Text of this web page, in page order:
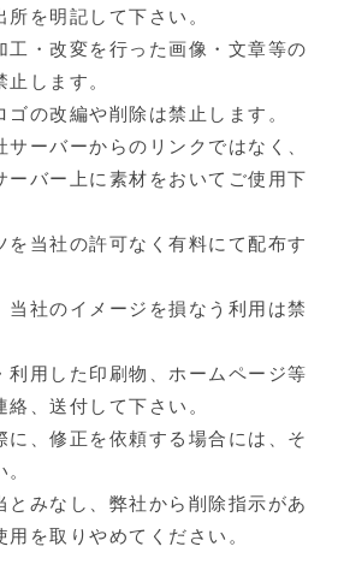
を明記して下さい。
工・改変を行った画像・文章等の
します。
ゴの改編や削除は禁止します。
サーバーからのリンクではなく、
ーバー上に素材をおいてご使用下
を当社の許可なく有料にて配布す
当社のイメージを損なう利用は禁
利用した印刷物、ホームページ等
、送付して下さい。
に、修正を依頼する場合には、そ
とみなし、弊社から削除指示があ
を取りやめてください。